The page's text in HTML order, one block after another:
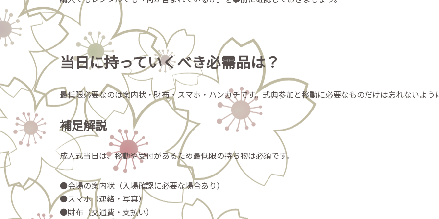
当日に持っていくべき必需品は？
最低限必要なのは案内状・財布・スマホ・ハンカチです。式典参加と移動に必要なものだけは忘れないよう
補足解説
成人式当日は、移動や受付があるため最低限の持ち物は必須です。
●会場の案内状（入場確認に必要な場合あり）
●スマホ（連絡・写真）
●財布（交通費・支払い）